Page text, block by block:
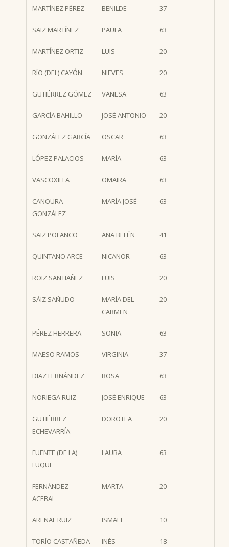
MARTÍNEZ PÉREZ BENILDE 37
SAIZ MARTÍNEZ PAULA 63
MARTÍNEZ ORTIZ LUIS 20
RÍO (DEL) CAYÓN NIEVES 20
GUTIÉRREZ GÓMEZ VANESA 63
GARCÍA BAHILLO JOSÉ ANTONIO 20
GONZÁLEZ GARCÍA OSCAR 63
LÓPEZ PALACIOS MARÍA 63
VASCOXILLA OMAIRA 63
CANOURA
GONZÁLEZ
MARÍA JOSÉ 63
SAIZ POLANCO ANA BELÉN 41
QUINTANO ARCE NICANOR 63
ROIZ SANTIAÑEZ LUIS 20
SÁIZ SAÑUDO
MARÍA DEL
CARMEN
20
PÉREZ HERRERA SONIA 63
MAESO RAMOS VIRGINIA 37
DIAZ FERNÁNDEZ ROSA 63
NORIEGA RUIZ JOSÉ ENRIQUE 63
GUTIÉRREZ
ECHEVARRÍA
DOROTEA 20
FUENTE (DE LA)
LUQUE
LAURA 63
FERNÁNDEZ
ACEBAL
MARTA 20
ARENAL RUIZ ISMAEL 10
TORÍO CASTAÑEDA INÉS 18